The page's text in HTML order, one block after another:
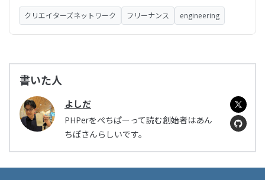
クリエイターズネットワーク フリーナンス engineering
書いた人
よしだ
PHPerをぺちぱーって読む創始者はあん
ちぽさんらしいです。